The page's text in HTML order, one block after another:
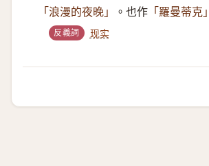
「浪漫的夜晚」 。也作 「羅曼蒂克」
反義詞 现实